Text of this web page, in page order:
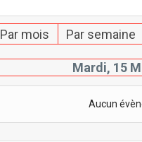
Par mois Par semaine
Mardi, 15
Aucun